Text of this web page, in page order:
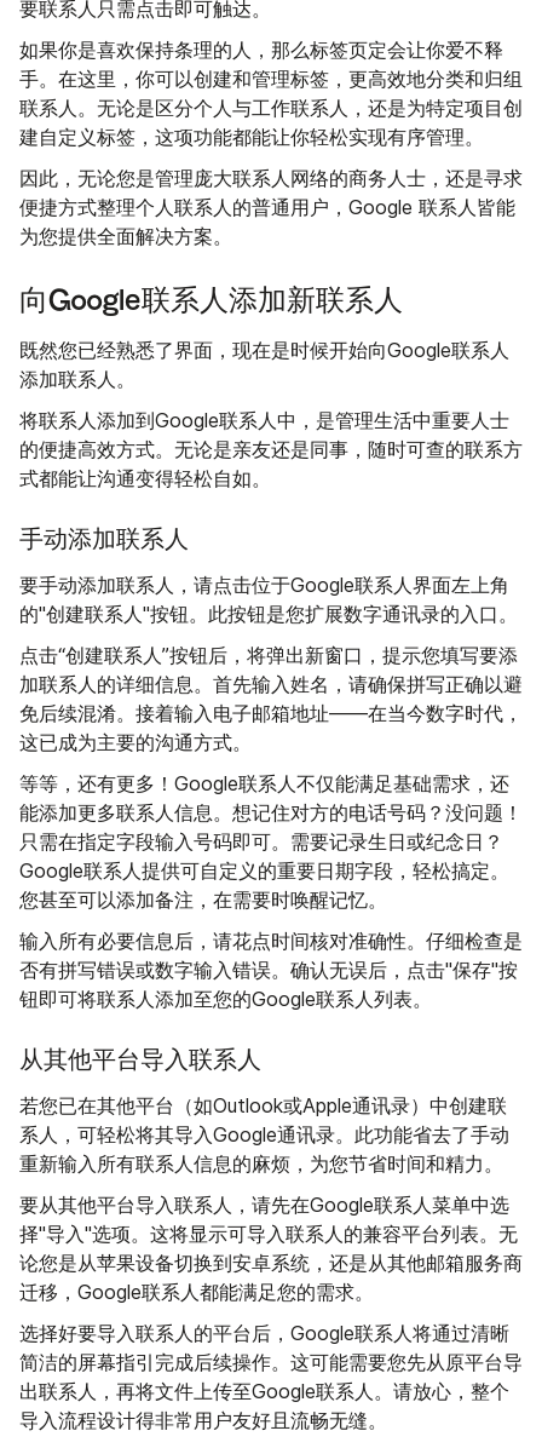
要联系人只需点击即可触达。
如果你是喜欢保持条理的人，那么标签页定会让你爱不释
手。在这里，你可以创建和管理标签，更高效地分类和归组
联系人。无论是区分个人与工作联系人，还是为特定项目创
建自定义标签，这项功能都能让你轻松实现有序管理。
因此，无论您是管理庞大联系人网络的商务人士，还是寻求
便捷方式整理个人联系人的普通用户，Google 联系人皆能
为您提供全面解决方案。
向Google联系人添加新联系人
既然您已经熟悉了界面，现在是时候开始向Google联系人
添加联系人。
将联系人添加到Google联系人中，是管理生活中重要人士
的便捷高效方式。无论是亲友还是同事，随时可查的联系方
式都能让沟通变得轻松自如。
手动添加联系人
要手动添加联系人，请点击位于Google联系人界面左上角
的"创建联系人"按钮。此按钮是您扩展数字通讯录的入口。
点击“创建联系人”按钮后，将弹出新窗口，提示您填写要添
加联系人的详细信息。首先输入姓名，请确保拼写正确以避
免后续混淆。接着输入电子邮箱地址——在当今数字时代，
这已成为主要的沟通方式。
等等，还有更多！Google联系人不仅能满足基础需求，还
能添加更多联系人信息。想记住对方的电话号码？没问题！
只需在指定字段输入号码即可。需要记录生日或纪念日？
Google联系人提供可自定义的重要日期字段，轻松搞定。
您甚至可以添加备注，在需要时唤醒记忆。
输入所有必要信息后，请花点时间核对准确性。仔细检查是
否有拼写错误或数字输入错误。确认无误后，点击"保存"按
钮即可将联系人添加至您的Google联系人列表。
从其他平台导入联系人
若您已在其他平台（如Outlook或Apple通讯录）中创建联
系人，可轻松将其导入Google通讯录。此功能省去了手动
重新输入所有联系人信息的麻烦，为您节省时间和精力。
要从其他平台导入联系人，请先在Google联系人菜单中选
择"导入"选项。这将显示可导入联系人的兼容平台列表。无
论您是从苹果设备切换到安卓系统，还是从其他邮箱服务商
迁移，Google联系人都能满足您的需求。
选择好要导入联系人的平台后，Google联系人将通过清晰
简洁的屏幕指引完成后续操作。这可能需要您先从原平台导
出联系人，再将文件上传至Google联系人。请放心，整个
导入流程设计得非常用户友好且流畅无缝。